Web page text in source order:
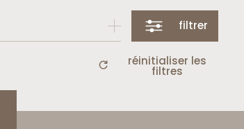
filtrer
réinitialiser les
filtres